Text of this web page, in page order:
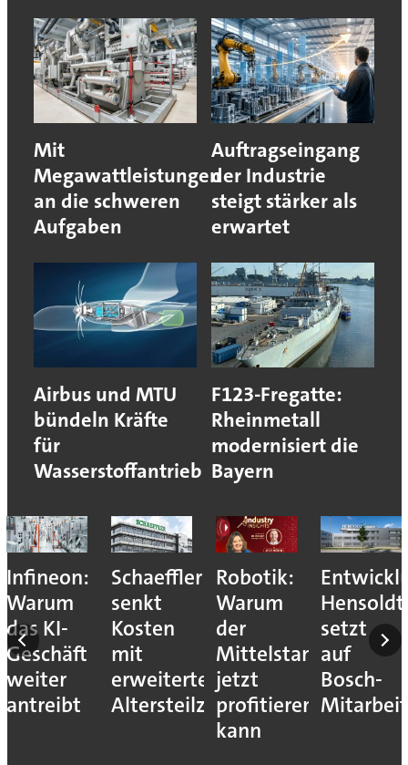
Mit
Megawattleistungen
an die schweren
Aufgaben
Auftragseingang
der Industrie
steigt stärker als
erwartet
Airbus und MTU
bündeln Kräfte
für
Wasserstoffantrieb
F123-Fregatte:
Rheinmetall
modernisiert die
Bayern
Infineon:
Warum
das KI-
Geschäft
weiter
antreibt
Schaeffler
senkt
Kosten
mit
erweitertem
Altersteilzeitprogramm
Robotik:
Warum
der
Mittelstand
jetzt
profitieren
kann
Hensoldt
setzt
auf
Bosch-